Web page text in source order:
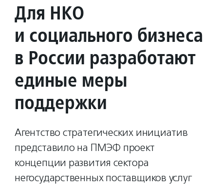
Для НКО
и социального бизнеса
в России разработают
единые меры
поддержки
Агентство стратегических инициатив
представило на ПМЭФ проект
концепции развития сектора
негосударственных поставщиков услуг